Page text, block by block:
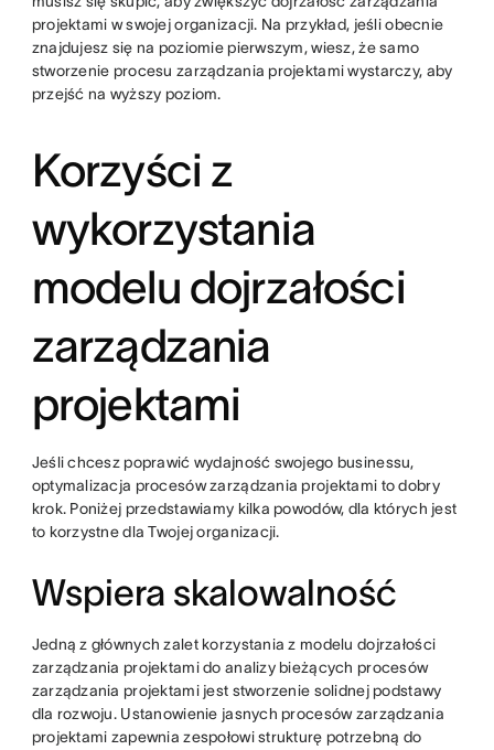
projektami w swojej organizacji. Na przykład, jeśli obecnie
znajdujesz się na poziomie pierwszym, wiesz, że samo
stworzenie procesu zarządzania projektami wystarczy, aby
przejść na wyższy poziom.
Korzyści z
wykorzystania
modelu dojrzałości
zarządzania
projektami
Jeśli chcesz poprawić wydajność swojego businessu,
optymalizacja procesów zarządzania projektami to dobry
krok. Poniżej przedstawiamy kilka powodów, dla których jest
to korzystne dla Twojej organizacji.
Wspiera skalowalność
Jedną z głównych zalet korzystania z modelu dojrzałości
zarządzania projektami do analizy bieżących procesów
zarządzania projektami jest stworzenie solidnej podstawy
dla rozwoju. Ustanowienie jasnych procesów zarządzania
projektami zapewnia zespołowi strukturę potrzebną do